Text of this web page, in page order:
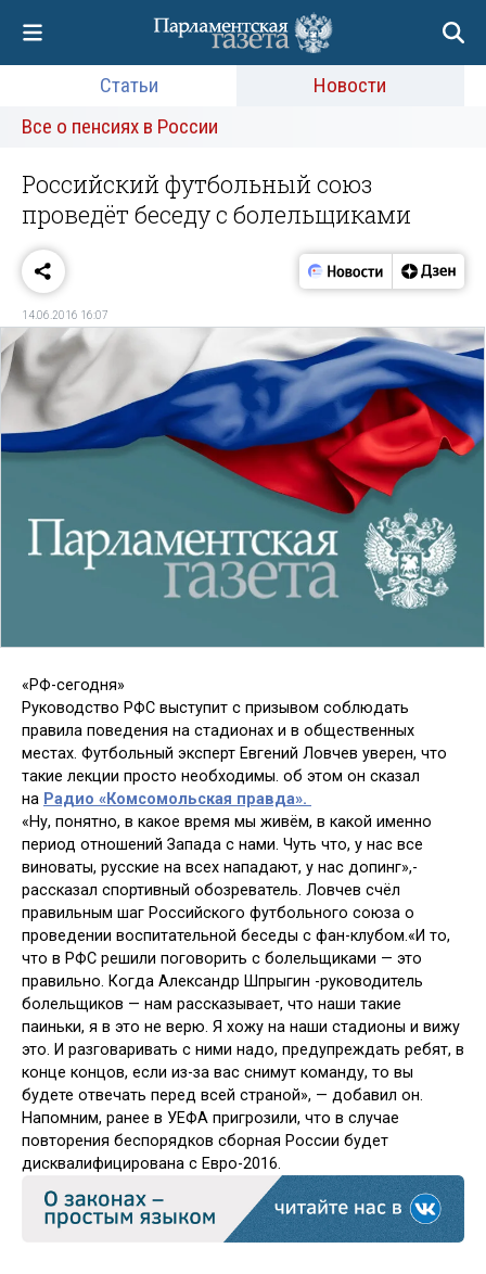
Статьи
Новости
Все о пенсиях в России
Российский футбольный союз
проведёт беседу с болельщиками
14.06.2016 16:07
«РФ-сегодня»
Руководство РФС выступит с призывом соблюдать
правила поведения на стадионах и в общественных
местах. Футбольный эксперт Евгений Ловчев уверен, что
такие лекции просто необходимы. об этом он сказал
на Радио «Комсомольская правда».
«Ну, понятно, в какое время мы живём, в какой именно
период отношений Запада с нами. Чуть что, у нас все
виноваты, русские на всех нападают, у нас допинг»,-
рассказал спортивный обозреватель. Ловчев счёл
правильным шаг Российского футбольного союза о
проведении воспитательной беседы с фан-клубом.«И то,
что в РФС решили поговорить с болельщиками — это
правильно. Когда Александр Шпрыгин -руководитель
болельщиков — нам рассказывает, что наши такие
паиньки, я в это не верю. Я хожу на наши стадионы и вижу
это. И разговаривать с ними надо, предупреждать ребят, в
конце концов, если из-за вас снимут команду, то вы
будете отвечать перед всей страной», — добавил он.
Напомним, ранее в УЕФА пригрозили, что в случае
повторения беспорядков сборная России будет
дисквалифицирована с Евро-2016.